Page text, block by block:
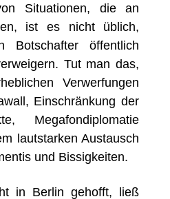
Situationen, die an
ist es nicht üblich,
Botschafter öffentlich
Tut man das,
Verwerfungen
Einschränkung der
Megafondiplomatie
lautstarken Austausch
und Bissigkeiten.
in Berlin gehofft, ließ